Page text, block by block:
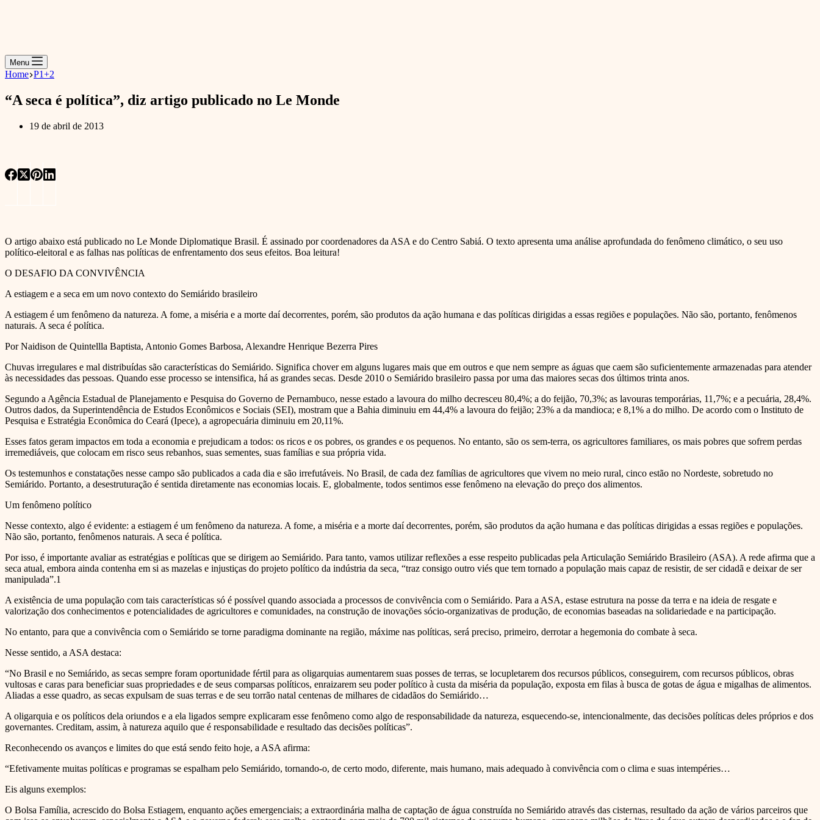
Menu
Home P1+2
“A seca é política”, diz artigo publicado no Le Monde
19 de abril de 2013
O artigo abaixo está publicado no Le Monde Diplomatique Brasil. É assinado por coordenadores da ASA e do Centro Sabiá. O texto apresenta uma análise aprofundada do fenômeno climático, o seu uso
político-eleitoral e as falhas nas políticas de enfrentamento dos seus efeitos. Boa leitura!
O DESAFIO DA CONVIVÊNCIA
A estiagem e a seca em um novo contexto do Semiárido brasileiro
A estiagem é um fenômeno da natureza. A fome, a miséria e a morte daí decorrentes, porém, são produtos da ação humana e das políticas dirigidas a essas regiões e populações. Não são, portanto, fenômenos
naturais. A seca é política.
Por Naidison de Quintellla Baptista, Antonio Gomes Barbosa, Alexandre Henrique Bezerra Pires
Chuvas irregulares e mal distribuídas são características do Semiárido. Significa chover em alguns lugares mais que em outros e que nem sempre as águas que caem são suficientemente armazenadas para atender
às necessidades das pessoas. Quando esse processo se intensifica, há as grandes secas. Desde 2010 o Semiárido brasileiro passa por uma das maiores secas dos últimos trinta anos.
Segundo a Agência Estadual de Planejamento e Pesquisa do Governo de Pernambuco, nesse estado a lavoura do milho decresceu 80,4%; a do feijão, 70,3%; as lavouras temporárias, 11,7%; e a pecuária, 28,4%.
Outros dados, da Superintendência de Estudos Econômicos e Sociais (SEI), mostram que a Bahia diminuiu em 44,4% a lavoura do feijão; 23% a da mandioca; e 8,1% a do milho. De acordo com o Instituto de
Pesquisa e Estratégia Econômica do Ceará (Ipece), a agropecuária diminuiu em 20,11%.
Esses fatos geram impactos em toda a economia e prejudicam a todos: os ricos e os pobres, os grandes e os pequenos. No entanto, são os sem-terra, os agricultores familiares, os mais pobres que sofrem perdas
irremediáveis, que colocam em risco seus rebanhos, suas sementes, suas famílias e sua própria vida.
Os testemunhos e constatações nesse campo são publicados a cada dia e são irrefutáveis. No Brasil, de cada dez famílias de agricultores que vivem no meio rural, cinco estão no Nordeste, sobretudo no
Semiárido. Portanto, a desestruturação é sentida diretamente nas economias locais. E, globalmente, todos sentimos esse fenômeno na elevação do preço dos alimentos.
Um fenômeno político
Nesse contexto, algo é evidente: a estiagem é um fenômeno da natureza. A fome, a miséria e a morte daí decorrentes, porém, são produtos da ação humana e das políticas dirigidas a essas regiões e populações.
Não são, portanto, fenômenos naturais. A seca é política.
Por isso, é importante avaliar as estratégias e políticas que se dirigem ao Semiárido. Para tanto, vamos utilizar reflexões a esse respeito publicadas pela Articulação Semiárido Brasileiro (ASA). A rede afirma que a
seca atual, embora ainda contenha em si as mazelas e injustiças do projeto político da indústria da seca, “traz consigo outro viés que tem tornado a população mais capaz de resistir, de ser cidadã e deixar de ser
manipulada”.1
A existência de uma população com tais características só é possível quando associada a processos de convivência com o Semiárido. Para a ASA, estase estrutura na posse da terra e na ideia de resgate e
valorização dos conhecimentos e potencialidades de agricultores e comunidades, na construção de inovações sócio-organizativas de produção, de economias baseadas na solidariedade e na participação.
No entanto, para que a convivência com o Semiárido se torne paradigma dominante na região, máxime nas políticas, será preciso, primeiro, derrotar a hegemonia do combate à seca.
Nesse sentido, a ASA destaca:
“No Brasil e no Semiárido, as secas sempre foram oportunidade fértil para as oligarquias aumentarem suas posses de terras, se locupletarem dos recursos públicos, conseguirem, com recursos públicos, obras
vultosas e caras para beneficiar suas propriedades e de seus comparsas políticos, enraizarem seu poder político à custa da miséria da população, exposta em filas à busca de gotas de água e migalhas de alimentos.
Aliadas a esse quadro, as secas expulsam de suas terras e de seu torrão natal centenas de milhares de cidadãos do Semiárido…
A oligarquia e os políticos dela oriundos e a ela ligados sempre explicaram esse fenômeno como algo de responsabilidade da natureza, esquecendo-se, intencionalmente, das decisões políticas deles próprios e dos
governantes. Creditam, assim, à natureza aquilo que é responsabilidade e resultado das decisões políticas”.
Reconhecendo os avanços e limites do que está sendo feito hoje, a ASA afirma:
“Efetivamente muitas políticas e programas se espalham pelo Semiárido, tornando-o, de certo modo, diferente, mais humano, mais adequado à convivência com o clima e suas intempéries…
Eis alguns exemplos:
O Bolsa Família, acrescido do Bolsa Estiagem, enquanto ações emergenciais; a extraordinária malha de captação de água construída no Semiárido através das cisternas, resultado da ação de vários parceiros que